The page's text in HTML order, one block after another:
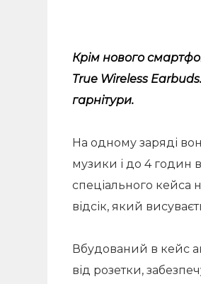
Крім нового
True Wireless
гарнітури.
На одному заряді
музики і до 4 годин
спеціального кейса
відсік, який
Вбудований в кейс
від розетки,